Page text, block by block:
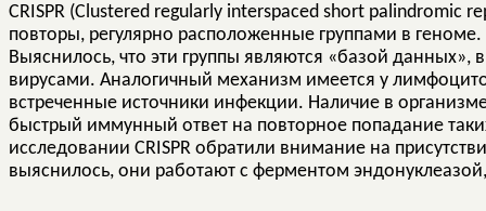
CRISPR (Clustered regularly interspaced short palindromic
повторы, регулярно расположенные группами в
Выяснилось, что эти группы являются «базой данных»,
вирусами. Аналогичный механизм имеется у
встреченные источники инфекции. Наличие в
быстрый иммунный ответ на повторное попадание
исследовании CRISPR обратили внимание на
выяснилось, они работают с ферментом